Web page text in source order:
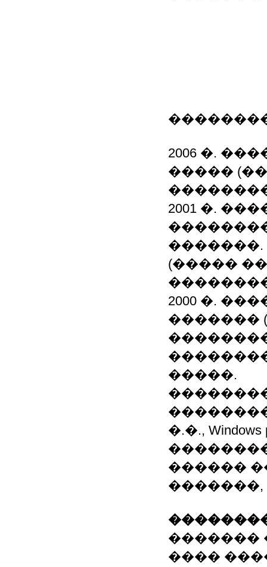
2006 �.
�����
2001 �.
�������.
(�����
2000 �.
�������
�����.
�.�., Windows
������
�������,
�������
����